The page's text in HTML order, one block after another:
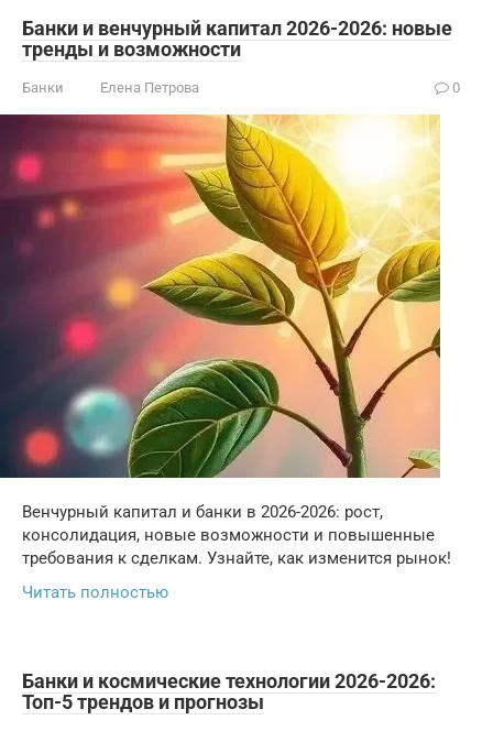
Банки и венчурный капитал 2026-2026: новые
тренды и возможности
Банки Елена Петрова 0
Венчурный капитал и банки в 2026-2026: рост,
консолидация, новые возможности и повышенные
требования к сделкам. Узнайте, как изменится рынок!
Читать полностью
Банки и космические технологии 2026-2026:
Топ-5 трендов и прогнозы